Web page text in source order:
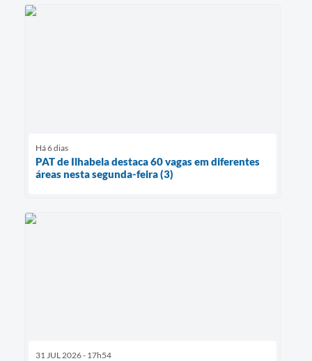
Há 6 dias
PAT de Ilhabela destaca 60 vagas em diferentes
áreas nesta segunda-feira (3)
31 JUL 2026 - 17h54